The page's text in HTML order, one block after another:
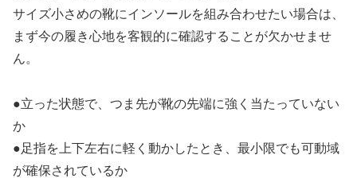
サイズ小さめの靴にインソールを組み合わせたい場合は、
まず今の履き心地を客観的に確認することが欠かせませ
ん。
●立った状態で、つま先が靴の先端に強く当たっていない
か
●足指を上下左右に軽く動かしたとき、最小限でも可動域
が確保されているか